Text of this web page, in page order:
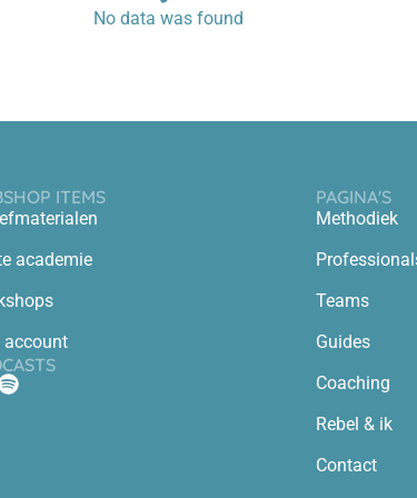
No data was found
ITEMS
academie
account
PAGINA'S
Methodiek
Teams
Guides
Coaching
Rebel & ik
Contact